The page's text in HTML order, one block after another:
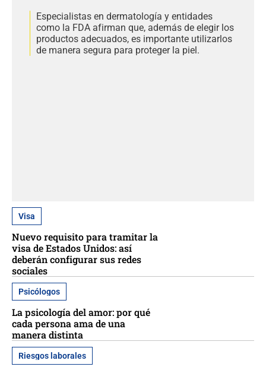
Especialistas en dermatología y entidades
como la FDA afirman que, además de elegir los
productos adecuados, es importante utilizarlos
de manera segura para proteger la piel.
Visa
Nuevo requisito para tramitar la
visa de Estados Unidos: así
deberán configurar sus redes
sociales
Psicólogos
La psicología del amor: por qué
cada persona ama de una
manera distinta
Riesgos laborales